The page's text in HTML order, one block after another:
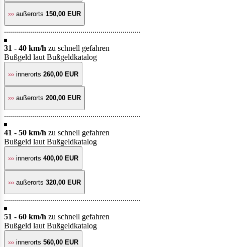
››› außerorts 150,00 EUR
....................................................................
31 - 40 km/h zu schnell gefahren
Bußgeld laut Bußgeldkatalog
››› innerorts 260,00 EUR
››› außerorts 200,00 EUR
....................................................................
41 - 50 km/h zu schnell gefahren
Bußgeld laut Bußgeldkatalog
››› innerorts 400,00 EUR
››› außerorts 320,00 EUR
....................................................................
51 - 60 km/h zu schnell gefahren
Bußgeld laut Bußgeldkatalog
››› innerorts 560,00 EUR